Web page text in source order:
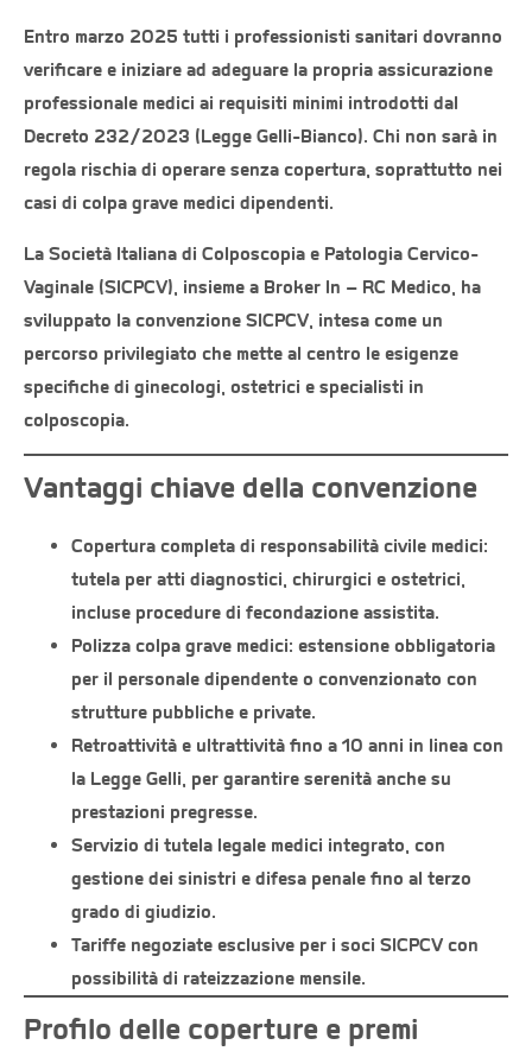
Entro marzo 2025 tutti i professionisti sanitari dovranno
verificare e iniziare ad adeguare la propria assicurazione
professionale medici ai requisiti minimi introdotti dal
Decreto 232/2023 (Legge Gelli-Bianco). Chi non sarà in
regola rischia di operare senza copertura, soprattutto nei
casi di colpa grave medici dipendenti.
La Società Italiana di Colposcopia e Patologia Cervico-
Vaginale (SICPCV), insieme a Broker In – RC Medico, ha
sviluppato la convenzione SICPCV, intesa come un
percorso privilegiato che mette al centro le esigenze
specifiche di ginecologi, ostetrici e specialisti in
colposcopia.
Vantaggi chiave della convenzione
Copertura completa di responsabilità civile medici:
tutela per atti diagnostici, chirurgici e ostetrici,
incluse procedure di fecondazione assistita.
Polizza colpa grave medici: estensione obbligatoria
per il personale dipendente o convenzionato con
strutture pubbliche e private.
Retroattività e ultrattività fino a 10 anni in linea con
la Legge Gelli, per garantire serenità anche su
prestazioni pregresse.
Servizio di tutela legale medici integrato, con
gestione dei sinistri e difesa penale fino al terzo
grado di giudizio.
Tariffe negoziate esclusive per i soci SICPCV con
possibilità di rateizzazione mensile.
Profilo delle coperture e premi